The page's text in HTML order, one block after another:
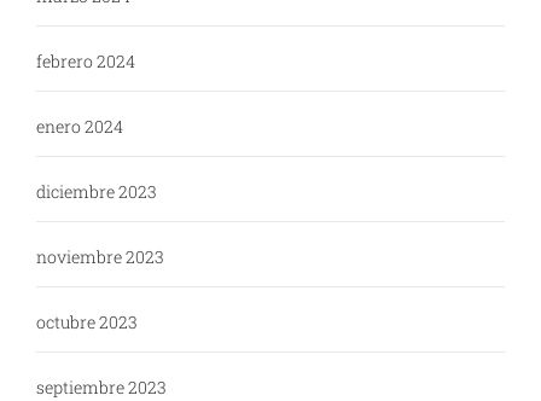
febrero 2024
enero 2024
diciembre 2023
noviembre 2023
octubre 2023
septiembre 2023